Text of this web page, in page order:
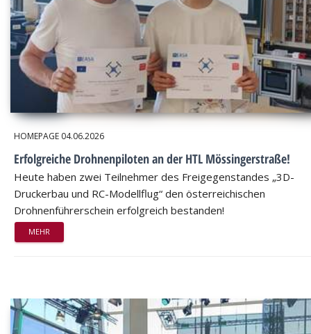
HOMEPAGE 04.06.2026
Erfolgreiche Drohnenpiloten an der HTL Mössingerstraße!
Heute haben zwei Teilnehmer des Freigegenstandes „3D-
Druckerbau und RC-Modellflug“ den österreichischen
Drohnenführerschein erfolgreich bestanden!
MEHR